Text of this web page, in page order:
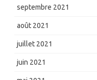
septembre 2021
août 2021
juillet 2021
juin 2021